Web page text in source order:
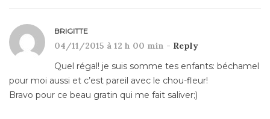
BRIGITTE
04/11/2015 à 12 h 00 min - Reply
Quel régal! je suis somme tes enfants: béchamel
pour moi aussi et c’est pareil avec le chou-fleur!
Bravo pour ce beau gratin qui me fait saliver;)